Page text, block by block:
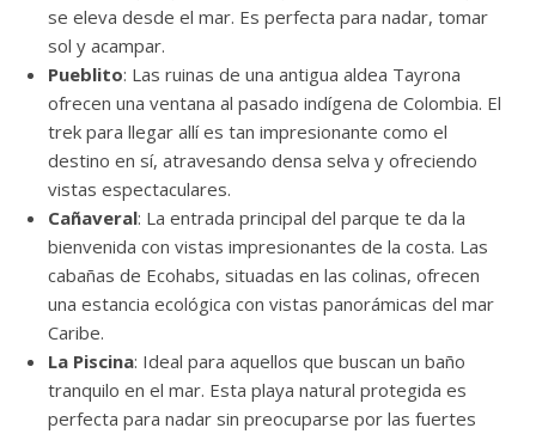
se eleva desde el mar. Es perfecta para nadar, tomar
sol y acampar.
Pueblito: Las ruinas de una antigua aldea Tayrona
ofrecen una ventana al pasado indígena de Colombia. El
trek para llegar allí es tan impresionante como el
destino en sí, atravesando densa selva y ofreciendo
vistas espectaculares.
Cañaveral: La entrada principal del parque te da la
bienvenida con vistas impresionantes de la costa. Las
cabañas de Ecohabs, situadas en las colinas, ofrecen
una estancia ecológica con vistas panorámicas del mar
Caribe.
La Piscina: Ideal para aquellos que buscan un baño
tranquilo en el mar. Esta playa natural protegida es
perfecta para nadar sin preocuparse por las fuertes